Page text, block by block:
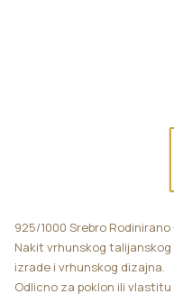
925/1000 Srebro Rodinirano
Nakit vrhunskog
izrade i vrhunskog dizajna.
Odlicno za poklon ili